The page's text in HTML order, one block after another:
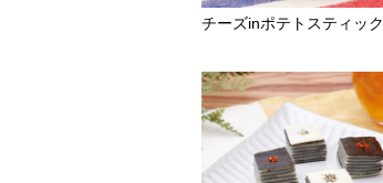
チーズinポテトスティック